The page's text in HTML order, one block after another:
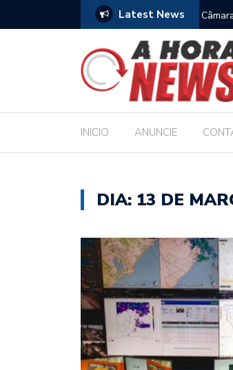
Latest News
no Dia dos Pais
INICIO ANUNCIE
DIA: 13 DE